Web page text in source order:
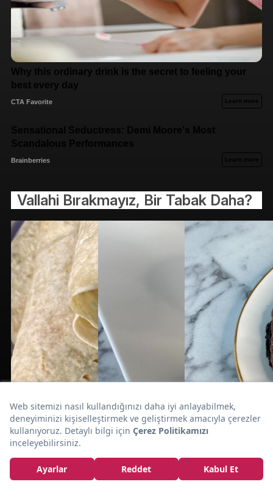
Kıyması da Var:Ispanaklı
Rulo Börek Tarifi
Vallahi Bırakmayız, Bir Tabak Daha?
10dk
TAVUK
30dk
PASTA
5dk
TATLI KEK